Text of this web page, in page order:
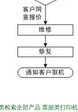
检索全部产品 票据类打印